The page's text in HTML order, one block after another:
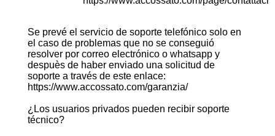
Se prevé el servicio de soporte telefónico solo en
el caso de problemas que no se conseguió
resolver por correo electrónico o whatsapp y
despuès de haber enviado una solicitud de
soporte a través de este enlace:
https://www.accossato.com/garanzia/
¿Los usuarios privados pueden recibir soporte
técnico?